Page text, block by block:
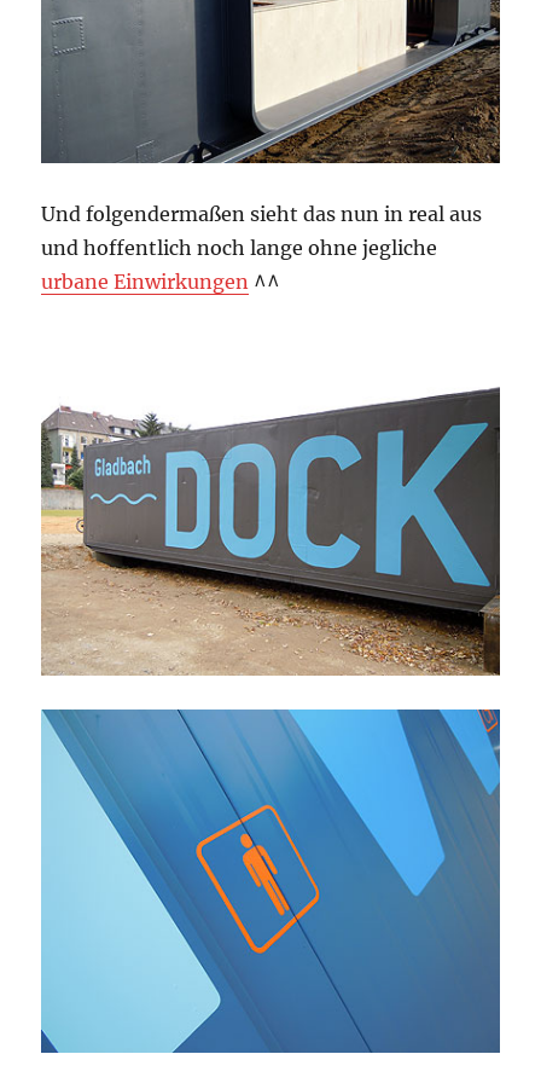
Und folgendermaßen sieht das nun in real aus
und hoffentlich noch lange ohne jegliche
urbane Einwirkungen ^^